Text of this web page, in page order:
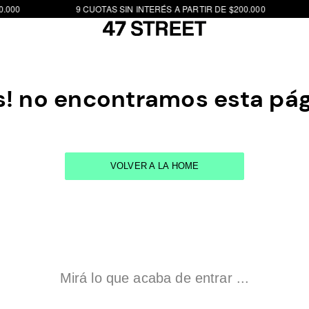
9 CUOTAS SIN INTERÉS A PARTIR DE $200.000
no encontramos esta
VOLVER A LA HOME
Mirá lo que acaba de entrar ...